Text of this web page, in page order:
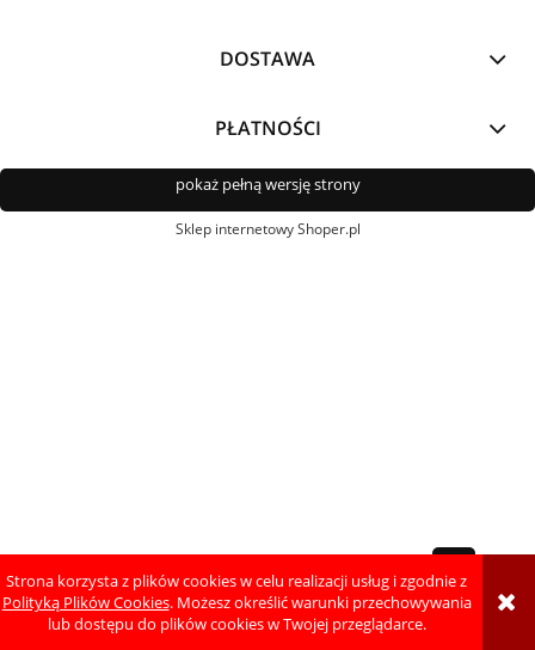
Strona korzysta z plików cookies w celu realizacji usług i zgodnie z
Polityką Plików Cookies. Możesz określić warunki przechowywania
lub dostępu do plików cookies w Twojej przeglądarce.
DOSTAWA
PŁATNOŚCI
pokaż pełną wersję strony
Sklep internetowy Shoper.pl